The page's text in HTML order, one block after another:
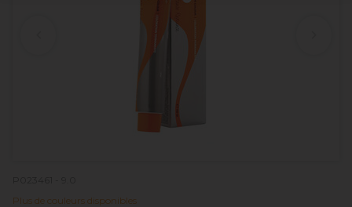
Plus de couleurs disponibles